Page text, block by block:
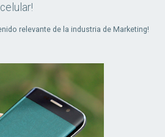
relevante de la industria de Marketing!